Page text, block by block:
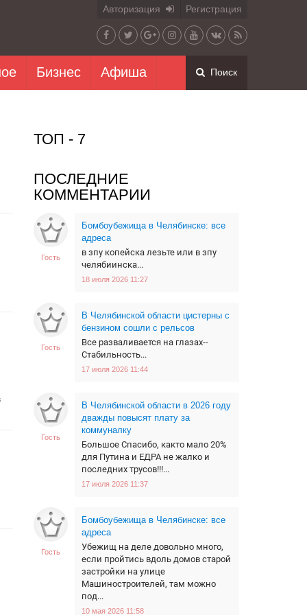
Авторизация Регистрация
Бизнес Афиша Поиск
ТОП - 7
ПОСЛЕДНИЕ
КОММЕНТАРИИ
Гость
Бомбоубежища в Челябинске: все
адреса
в зпу копейска лезьте или в зпу
челябиинска...
18 июля 2026 11:27
Гость
В Челябинской области цистерны с
бензином сошли с рельсов
Все разваливается на глазах--
Стабильность...
17 июля 2026 11:44
Гость
В Челябинской области в 2026 году
дважды повысят плату за
коммуналку
Большое Спасибо, както мало 20%
для Путина и ЕДРА не жалко и
последних трусов!!!...
17 июля 2026 11:37
Гость
Бомбоубежища в Челябинске: все
адреса
Убежищ на деле довольно много,
если пройтись вдоль домов старой
застройки на улице
Машиностроителей, там можно
под...
10 мая 2026 11:58